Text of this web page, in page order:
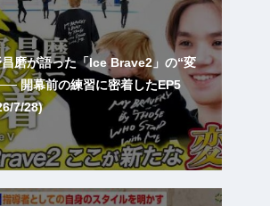
磨が語った「Ice Brave2」の“変
開幕前の練習に密着したEP5
7/28)